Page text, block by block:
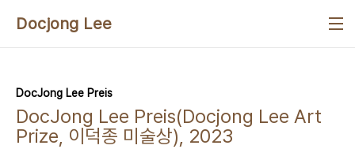
Docjong Lee
DocJong Lee Preis
DocJong Lee Preis(Docjong Lee Art
Prize, 이덕종 미술상), 2023